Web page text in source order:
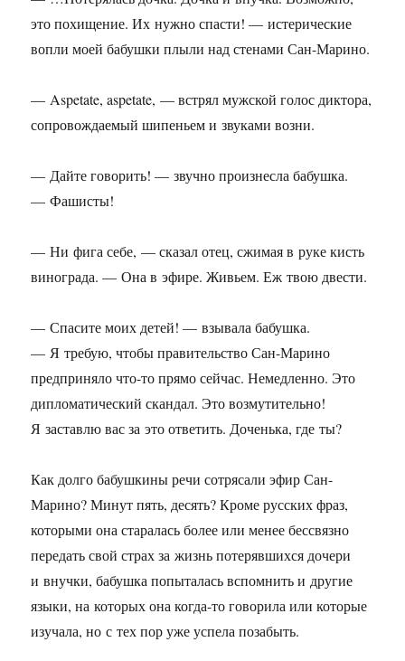
это похищение. Их нужно спасти! — истерические
вопли моей бабушки плыли над стенами Сан-Марино.
— Aspetate, aspetate, — встрял мужской голос диктора,
сопровождаемый шипеньем и звуками возни.
— Дайте говорить! — звучно произнесла бабушка.
— Фашисты!
— Ни фига себе, — сказал отец, сжимая в руке кисть
винограда. — Она в эфире. Живьем. Еж твою двести.
— Спасите моих детей! — взывала бабушка.
— Я требую, чтобы правительство Сан-Марино
предприняло что-то прямо сейчас. Немедленно. Это
дипломатический скандал. Это возмутительно!
Я заставлю вас за это ответить. Доченька, где ты?
Как долго бабушкины речи сотрясали эфир Сан-
Марино? Минут пять, десять? Кроме русских фраз,
которыми она старалась более или менее бессвязно
передать свой страх за жизнь потерявшихся дочери
и внучки, бабушка попыталась вспомнить и другие
языки, на которых она когда-то говорила или которые
изучала, но с тех пор уже успела позабыть.